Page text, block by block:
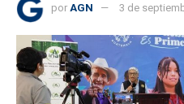
por AGN 3 de